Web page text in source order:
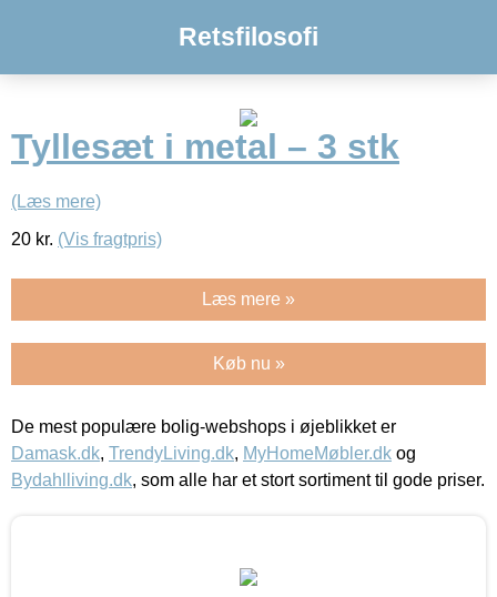
Retsfilosofi
Tyllesæt i metal – 3 stk
(Læs mere)
20 kr. (Vis fragtpris)
Læs mere »
Køb nu »
De mest populære bolig-webshops i øjeblikket er
Damask.dk, TrendyLiving.dk, MyHomeMøbler.dk og
Bydahlliving.dk, som alle har et stort sortiment til gode priser.